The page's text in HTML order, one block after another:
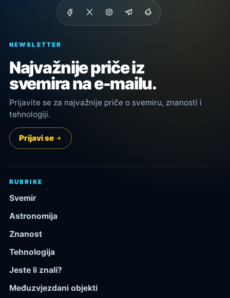
NEWSLETTER
Najvažnije priče iz
svemira na e-mailu.
Prijavite se za najvažnije priče o svemiru, znanosti i
tehnologiji.
Prijavi se
RUBRIKE
Svemir
Astronomija
Znanost
Tehnologija
Jeste li znali?
Međuzvjezdani objekti